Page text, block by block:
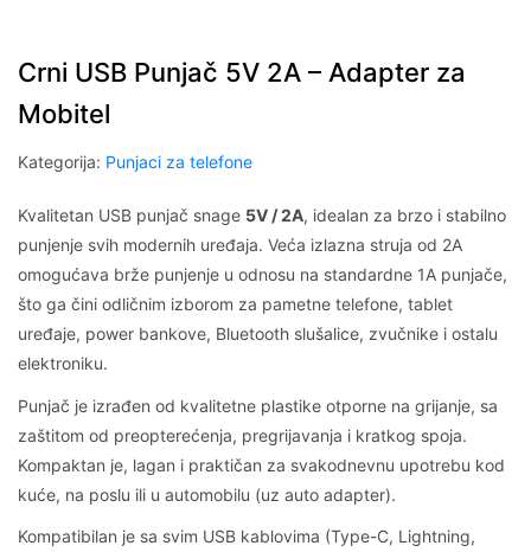
Crni USB Punjač 5V 2A – Adapter za
Mobitel
Kategorija: Punjaci za telefone
Kvalitetan USB punjač snage 5V / 2A, idealan za brzo i stabilno
punjenje svih modernih uređaja. Veća izlazna struja od 2A
omogućava brže punjenje u odnosu na standardne 1A punjače,
što ga čini odličnim izborom za pametne telefone, tablet
uređaje, power bankove, Bluetooth slušalice, zvučnike i ostalu
elektroniku.
Punjač je izrađen od kvalitetne plastike otporne na grijanje, sa
zaštitom od preopterećenja, pregrijavanja i kratkog spoja.
Kompaktan je, lagan i praktičan za svakodnevnu upotrebu kod
kuće, na poslu ili u automobilu (uz auto adapter).
Kompatibilan je sa svim USB kablovima (Type-C, Lightning,